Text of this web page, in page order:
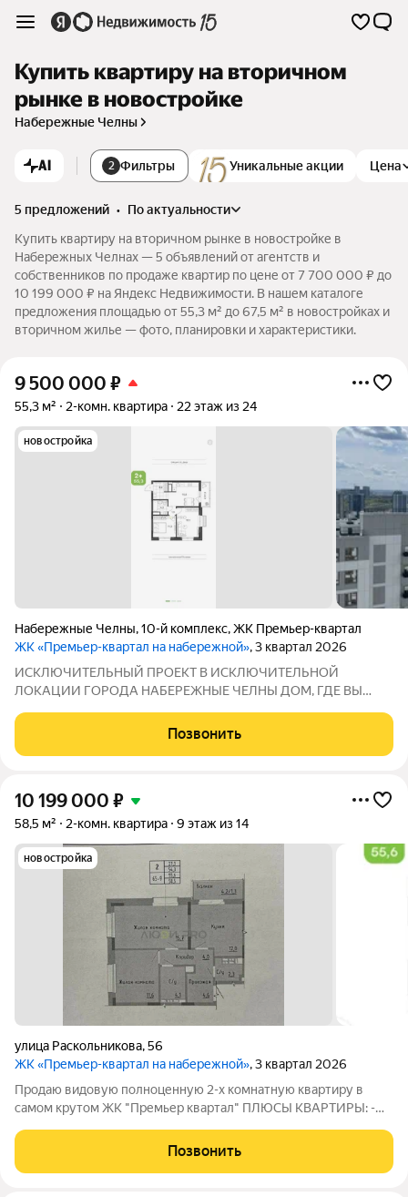
Купить квартиру на вторичном
рынке в новостройке
Набережные Челны
AI 2 Фильтры Уникальные акции Цена
5 предложений •
по актуальности
Купить квартиру на вторичном рынке в новостройке в
Набережных Челнах — 5 объявлений от агентств и
собственников по продаже квартир по цене от 7 700 000 ₽ до
10 199 000 ₽ на Яндекс Недвижимости. В нашем каталоге
предложения площадью от 55,3 м² до 67,5 м² в новостройках и
вторичном жилье — фото, планировки и характеристики.
9 500 000 ₽
55,3 м² 2-комн. квартира 22 этаж из 24
новостройка
Набережные Челны,10-й комплекс,ЖК Премьер-квартал
ЖК «Премьер-квартал на набережной», 3 квартал 2026
ИСКЛЮЧИТЕЛЬНЫЙ ПРОЕКТ В ИСКЛЮЧИТЕЛЬНОЙ
ЛОКАЦИИ ГОРОДА НАБЕРЕЖНЫЕ ЧЕЛНЫ ДОМ, ГДЕ ВЫ
Предлагаем 2х комнатную квартиру в ЖК ПРЕМЬЕР-КВАРТАЛ
НА НАБЕРЕЖНОЙ СК ТАЛАН Квартира на 22-м этаже с
Позвонить
10 199 000 ₽
58,5 м² 2-комн. квартира 9 этаж из 14
новостройка
улица Раскольникова,56
ЖК «Премьер-квартал на набережной», 3 квартал 2026
Продаю видовую полноценную 2-х комнатную квартиру в
самом крутом ЖК "Премьер квартал" ПЛЮСЫ КВАРТИРЫ: -
санузла - жилые комнаты большие - качественные
стеклопакеты и входная дверь ПЛЮСЫ
Позвонить